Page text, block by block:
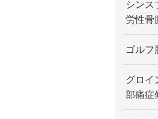
シンス
労性骨
ゴルフ
グロイ
部痛症